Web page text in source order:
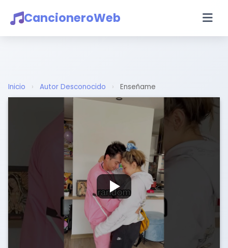
CancioneroWeb
Inicio › Autor Desconocido › Enseñame